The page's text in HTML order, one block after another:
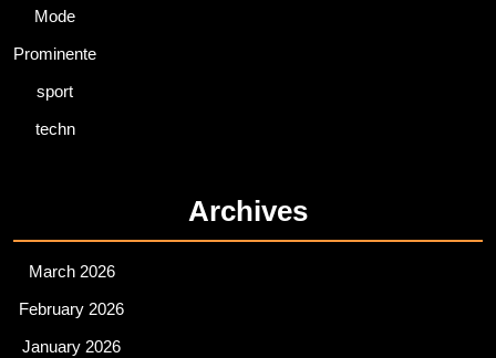
Mode
Prominente
sport
techn
Archives
March 2026
February 2026
January 2026